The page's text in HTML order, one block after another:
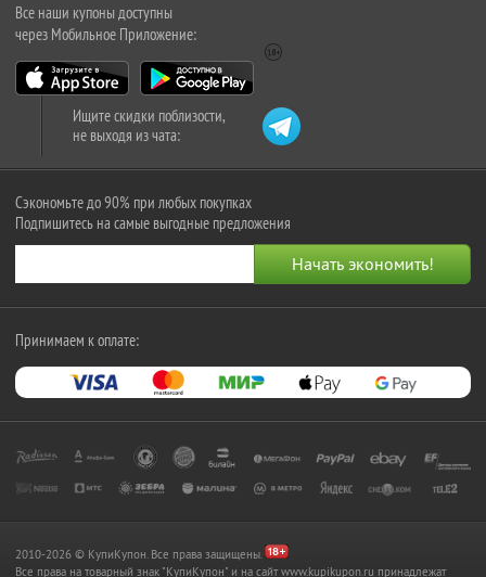
Все наши купоны доступны
через Мобильное Приложение:
Ищите скидки поблизости,
не выходя из чата:
Сэкономьте до 90% при любых покупках
Подпишитесь на самые выгодные предложения
Принимаем к оплате:
2010-2026 © КупиКупон. Все права защищены.
Все права на товарный знак "КупиКупон" и на сайт www.kupikupon.ru принадлежат